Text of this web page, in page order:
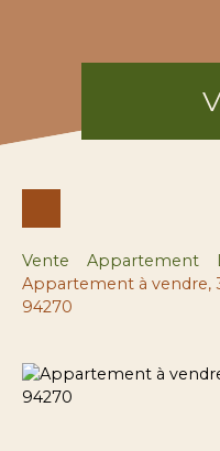
Vente Appartement
Appartement à vendre,
94270